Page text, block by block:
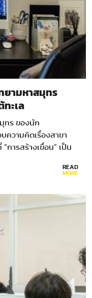
ยามหาสมุทร
ะเล
ทร ของนัก
ความคิดเรื่องสาขา
การสร้างเขื่อน” เป็น
READ
MORE